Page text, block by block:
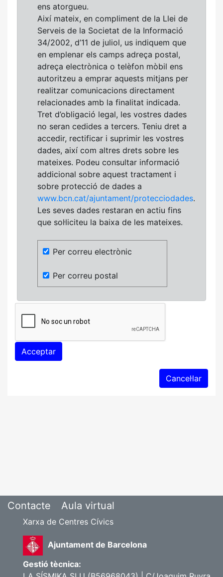
ens atorgueu.
Així mateix, en compliment de la Llei de
Serveis de la Societat de la Informació
34/2002, d’11 de juliol, us indiquem que
en emplenar els camps adreça postal,
adreça electrònica o telèfon mòbil ens
autoritzeu a emprar aquests mitjans per
realitzar comunicacions directament
relacionades amb la finalitat indicada.
Tret d’obligació legal, les vostres dades
no seran cedides a tercers. Teniu dret a
accedir, rectificar i suprimir les vostres
dades, així com altres drets sobre les
mateixes. Podeu consultar informació
addicional sobre aquest tractament i
sobre protecció de dades a
www.bcn.cat/ajuntament/protecciodades.
Les seves dades restaran en actiu fins
que sol·liciteu la baixa de les mateixes.
Per correu electrònic
Per correu postal
Contacte Aula virtual
Xarxa de Centres Cívics
Ajuntament de Barcelona
Gestió tècnica: